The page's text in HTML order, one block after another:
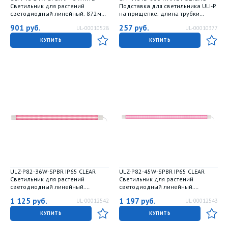
Светильник для растений
светодиодный линейный. 872мм.
Спектр с дальним красным для
рассады и досвечивания в
период роста. TM Uniel
901 руб. UL-00010528
КУПИТЬ
Подставка для светильника ULI-P.
на прищепке. длина трубки
257 руб. UL-00010377
КУПИТЬ
ULZ-P82-36W-SPBR IP65 CLEAR
Светильник для растений
светодиодный линейный.
рассады и досвечивания в
период роста. TM ФитоЛето
1 125 руб. UL-00012542
КУПИТЬ
ULZ-P82-45W-SPBR IP65 CLEAR
Светильник для растений
светодиодный линейный.
рассады и досвечивания в
период роста. TM ФитоЛето
1 197 руб. UL-00012543
КУПИТЬ